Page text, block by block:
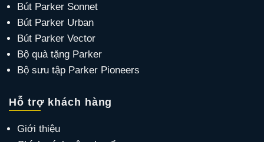
Bút Parker Sonnet
Bút Parker Urban
Bút Parker Vector
Bộ quà tặng Parker
Bộ sưu tập Parker Pioneers
Hỗ trợ khách hàng
Giới thiệu